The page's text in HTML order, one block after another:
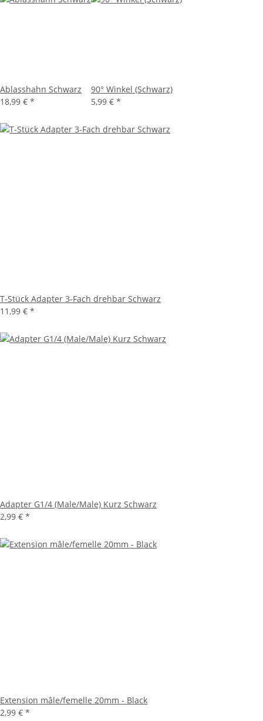
Ablasshahn Schwarz
18,99 € *
90° Winkel (Schwarz)
5,99 € *
T-Stück Adapter 3-Fach drehbar Schwarz
11,99 € *
Adapter G1/4 (Male/Male) Kurz Schwarz
2,99 € *
Extension mâle/femelle 20mm - Black
2,99 € *